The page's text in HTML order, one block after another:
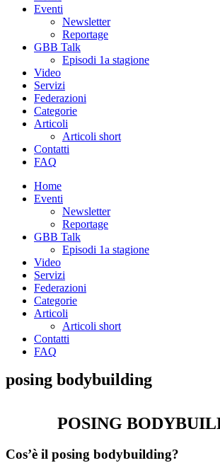
Eventi
Newsletter
Reportage
GBB Talk
Episodi 1a stagione
Video
Servizi
Federazioni
Categorie
Articoli
Articoli short
Contatti
FAQ
Home
Eventi
Newsletter
Reportage
GBB Talk
Episodi 1a stagione
Video
Servizi
Federazioni
Categorie
Articoli
Articoli short
Contatti
FAQ
posing bodybuilding
POSING
Cos’è il posing bodybuilding?